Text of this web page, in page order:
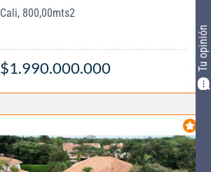
Tu opinión
Cali, 800,00mts2
$1.990.000.000